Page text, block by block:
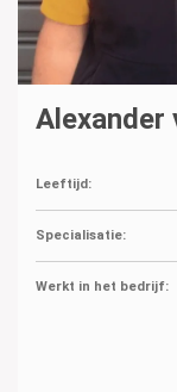
Alexander
Leeftijd:
Specialisatie:
Werkt in het bedrijf: